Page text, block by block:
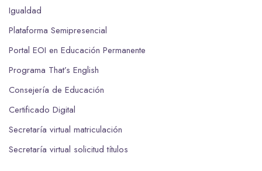
Igualdad
Plataforma Semipresencial
Portal EOI en Educación Permanente
Programa That’s English
Consejería de Educación
Certificado Digital
Secretaría virtual matriculación
Secretaría virtual solicitud títulos